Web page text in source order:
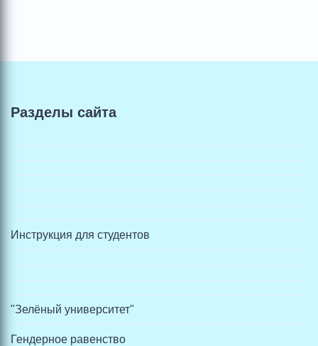
Разделы сайта
Инструкция для студентов
"Зелёный университет"
Гендерное равенство